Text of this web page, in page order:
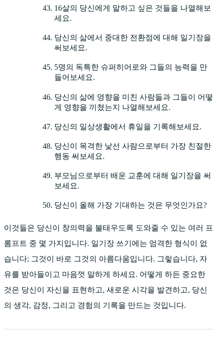
16살의 당신에게 말하고 싶은 것들을 나열해보
세요.
당신의 삶에서 중대한 전환점에 대해 일기장을
써보세요.
5명의 독특한 슈퍼히어로와 그들의 능력을 만
들어보세요.
당신의 삶에 영향을 미친 사람들과 그들이 어떻
게 영향을 끼쳤는지 나열해보세요.
당신의 일상생활에서 휴일을 기록해보세요.
당신이 목격한 낯선 사람으로부터 가장 친절한
행동 써보세요.
부모님으로부터 배운 교훈에 대해 일기장을 써
보세요.
당신이 올해 가장 기대하는 것은 무엇인가요?
이것들은 당신이 창의력을 불태우도록 도와줄 수 있는 여러 프
롬프트 중 몇 가지입니다. 일기장 쓰기에는 엄격한 형식이 없
습니다; 그것이 바로 그것의 아름다움입니다. 그렇습니다, 자
유를 받아들이고 마음껏 말하게 하세요. 어떻게 하든 중요한
것은 당신이 자신을 표현하고, 새로운 시각을 발견하고, 당신
의 생각, 감정, 그리고 경험의 기록을 만드는 것입니다.